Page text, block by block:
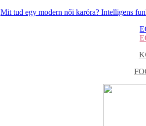
Mit tud egy modern női karóra? Intelligens